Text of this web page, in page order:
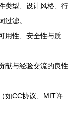
类型、设计风格、行
过滤。
用性、安全性与质
献与经验交流的良性
如CC协议、MIT许